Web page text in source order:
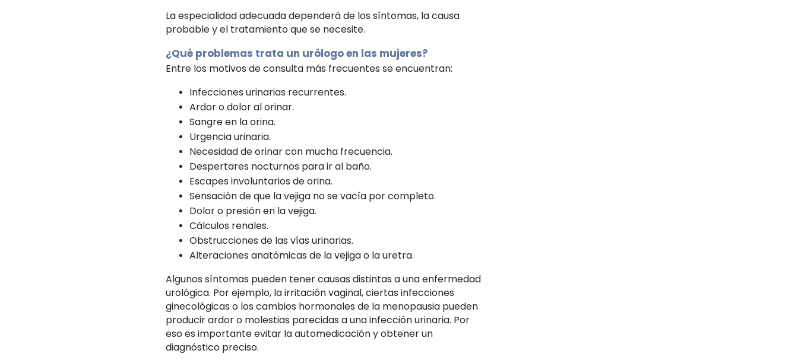
La especialidad adecuada dependerá de los síntomas, la causa
probable y el tratamiento que se necesite.
¿Qué problemas trata un urólogo en las mujeres?
Entre los motivos de consulta más frecuentes se encuentran:
Infecciones urinarias recurrentes.
Ardor o dolor al orinar.
Sangre en la orina.
Urgencia urinaria.
Necesidad de orinar con mucha frecuencia.
Despertares nocturnos para ir al baño.
Escapes involuntarios de orina.
Sensación de que la vejiga no se vacía por completo.
Dolor o presión en la vejiga.
Cálculos renales.
Obstrucciones de las vías urinarias.
Alteraciones anatómicas de la vejiga o la uretra.
Algunos síntomas pueden tener causas distintas a una enfermedad
urológica. Por ejemplo, la irritación vaginal, ciertas infecciones
ginecológicas o los cambios hormonales de la menopausia pueden
producir ardor o molestias parecidas a una infección urinaria. Por
eso es importante evitar la automedicación y obtener un
diagnóstico preciso.